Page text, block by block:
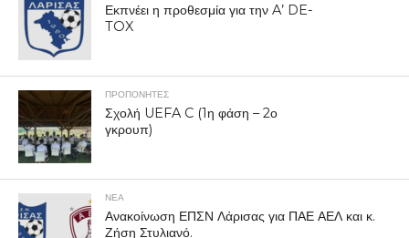
Εκπνέει η προθεσμία για την A’ DE-
TOX
ΠΡΟΠΟΝΗΤΈΣ
Σχολή UEFA C (1η φάση – 2ο
γκρουπ)
ΝΕΑ
Ανακοίνωση ΕΠΣΝ Λάρισας για ΠΑΕ ΑΕΛ και κ.
Ζήση Στυλιανό.